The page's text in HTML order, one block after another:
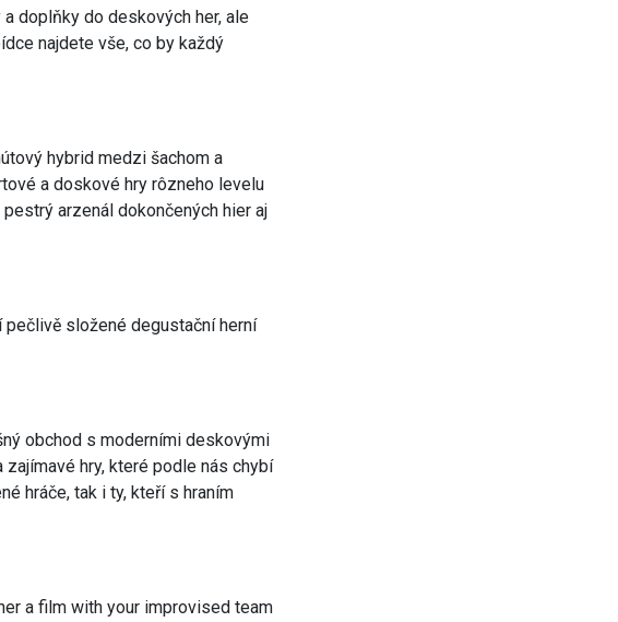
doplňky do deskových her, ale
najdete vše, co by každý
hybrid medzi šachom a
a doskové hry rôzneho levelu
arzenál dokončených hier aj
složené degustační herní
obchod s moderními deskovými
hry, které podle nás chybí
hráče, tak i ty, kteří s hraním
a film with your improvised team